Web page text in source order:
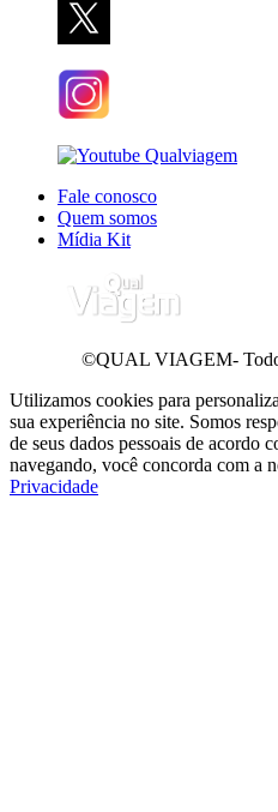
Fale conosco
Quem somos
Mídia Kit
©QUAL VIAGEM-
Utilizamos cookies para
sua experiência no site. Somos
de seus dados pessoais de acordo
navegando, você concorda com a
Privacidade